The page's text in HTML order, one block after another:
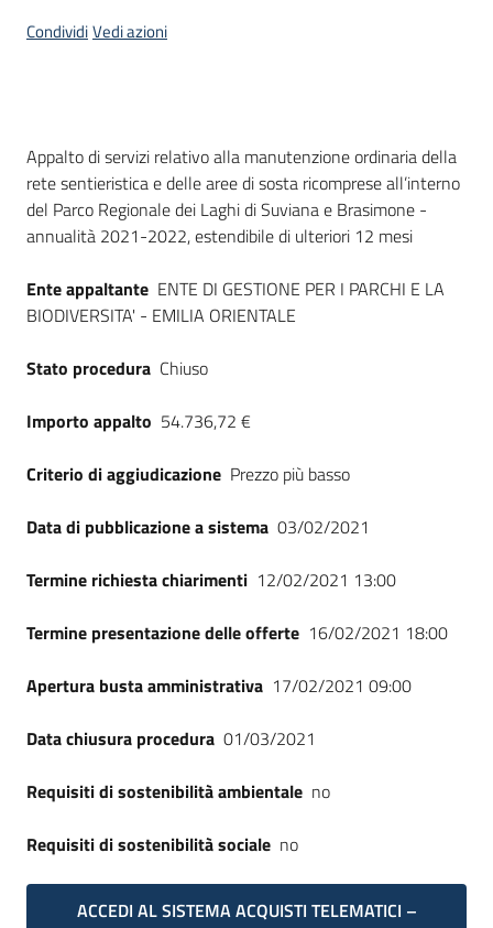
CondividiVedi azioni
Dati del bando
Appalto di servizi relativo alla manutenzione ordinaria della
rete sentieristica e delle aree di sosta ricomprese all’interno
del Parco Regionale dei Laghi di Suviana e Brasimone -
annualità 2021-2022, estendibile di ulteriori 12 mesi
Ente appaltante ENTE DI GESTIONE PER I PARCHI E LA
BIODIVERSITA' - EMILIA ORIENTALE
Stato procedura Chiuso
Importo appalto 54.736,72 €
Criterio di aggiudicazione Prezzo più basso
Data di pubblicazione a sistema 03/02/2021
Termine richiesta chiarimenti 12/02/2021 13:00
Termine presentazione delle offerte 16/02/2021 18:00
Apertura busta amministrativa 17/02/2021 09:00
Data chiusura procedura 01/03/2021
Requisiti di sostenibilità ambientale no
Requisiti di sostenibilità sociale no
ACCEDI AL SISTEMA ACQUISTI TELEMATICI –